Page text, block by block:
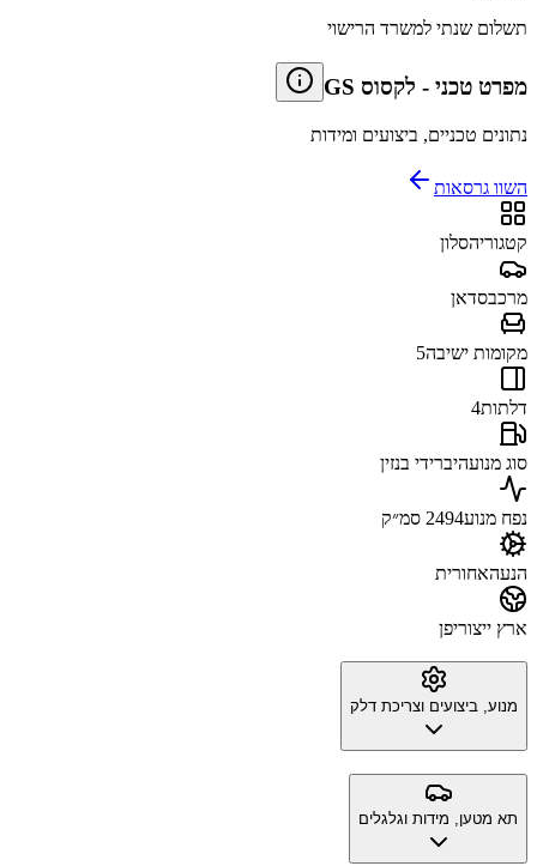
תשלום שנתי למשרד הרישוי
מפרט טכני - לקסוס GS
נתונים טכניים, ביצועים ומידות
השוו גרסאות
קטגוריהסלון
מרכבסדאן
מקומות ישיבה5
דלתות4
סוג מנועהיברידי בנזין
נפח מנוע2494 סמ״ק
הנעהאחורית
ארץ ייצוריפן
מנוע, ביצועים וצריכת דלק
תא מטען, מידות וגלגלים